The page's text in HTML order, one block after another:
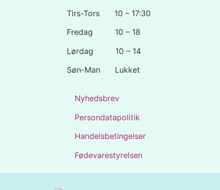
Tirs-Tors 10 – 17:30
Fredag 10 – 18
Lørdag 10 – 14
Søn-Man Lukket
Nyhedsbrev
Persondatapolitik
Handelsbetingelser
Fødevarestyrelsen